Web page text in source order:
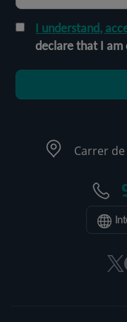
I understand,
declare that I am
Carrer